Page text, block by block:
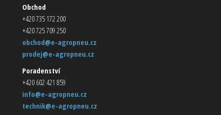
Obchod
+420 735 172 200
+420 725 709 250
obchod@e-agropneu.cz
prodej@e-agropneu.cz
Poradenství
+420 602 421 859
info@e-agropneu.cz
technik@e-agropneu.cz